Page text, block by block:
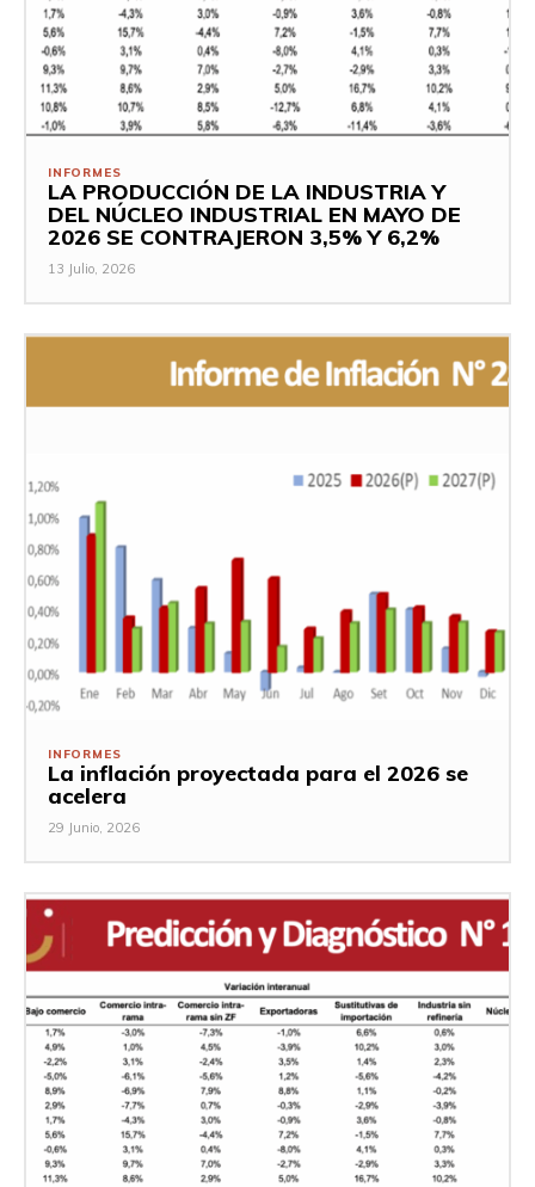
INFORMES
LA PRODUCCIÓN DE LA INDUSTRIA Y
DEL NÚCLEO INDUSTRIAL EN MAYO DE
2026 SE CONTRAJERON 3,5% Y 6,2%
13 Julio, 2026
INFORMES
La inflación proyectada para el 2026 se
acelera
29 Junio, 2026